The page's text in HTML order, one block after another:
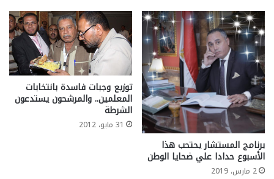
برنامج المستشار يحتحب هذا
الأسبوع حدادا علي ضحايا الوطن
2 مارس، 2019
توزيع وجبات فاسدة بانتخابات
المعلمين.. والمرشحون يستدعون
الشرطة
31 مايو، 2012